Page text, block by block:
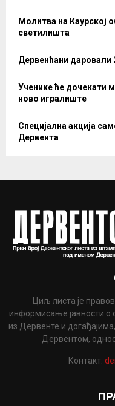
Молитва на Каурској
светилишта
Дервенћани даровали
Ученике ће дочекати
ново игралиште
Специјална акција
Дервента
Циљ листа је
информисање јавности о
из Дервенте и
Дервентом,
Контакт: